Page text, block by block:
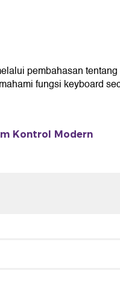
pembahasan
fungsi keyboard
Kontrol Modern